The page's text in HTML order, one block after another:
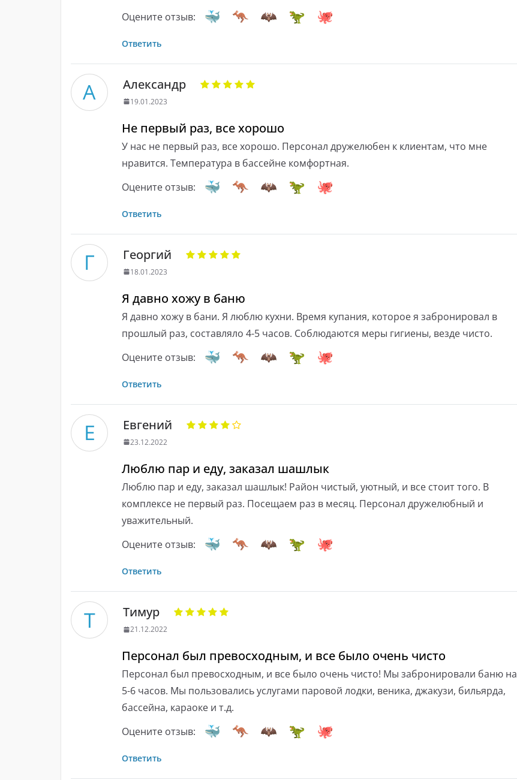
Оцените отзыв:
Ответить
А Александр
19.01.2023
Не первый раз, все хорошо
У нас не первый раз, все хорошо. Персонал дружелюбен к клиентам, что мне
нравится. Температура в бассейне комфортная.
Оцените отзыв:
Ответить
Г Георгий
18.01.2023
Я давно хожу в баню
Я давно хожу в бани. Я люблю кухни. Время купания, которое я забронировал в
прошлый раз, составляло 4-5 часов. Соблюдаются меры гигиены, везде чисто.
Оцените отзыв:
Ответить
Е Евгений
23.12.2022
Люблю пар и еду, заказал шашлык
Люблю пар и еду, заказал шашлык! Район чистый, уютный, и все стоит того. В
комплексе не первый раз. Посещаем раз в месяц. Персонал дружелюбный и
уважительный.
Оцените отзыв:
Ответить
Т Тимур
21.12.2022
Персонал был превосходным, и все было очень чисто
Персонал был превосходным, и все было очень чисто! Мы забронировали баню на
5-6 часов. Мы пользовались услугами паровой лодки, веника, джакузи, бильярда,
бассейна, караоке и т.д.
Оцените отзыв:
Ответить